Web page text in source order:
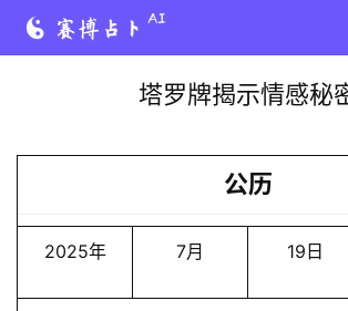
塔罗牌揭示情感秘
公历
2025年 7月 19日